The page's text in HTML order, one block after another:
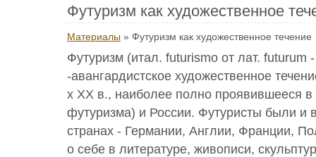
Футуризм как художественное
Материалы » Футуризм как художественное течение
Футуризм (итал. futurismo от лат. futurum
-авангардистское художественное
х XX в., наиболее полно проявившееся
футуризма) и России. Футуристы были и
странах - Германии, Англии, Франции,
о себе в литературе, живописи,